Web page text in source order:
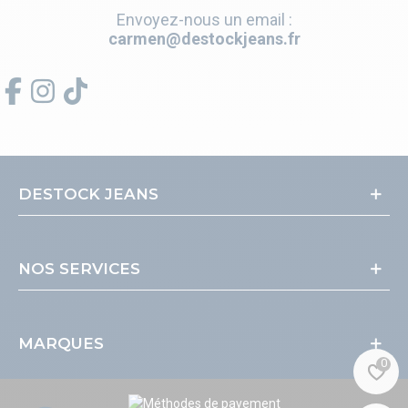
Envoyez-nous un email :
carmen@destockjeans.fr
DESTOCK JEANS
NOS SERVICES
MARQUES
0